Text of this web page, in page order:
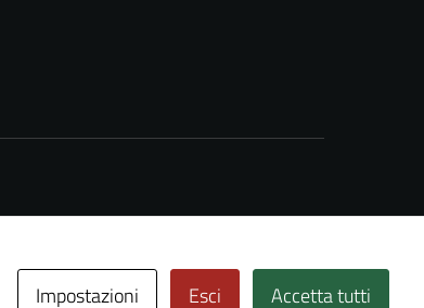
Impostazioni Esci Accetta tutti